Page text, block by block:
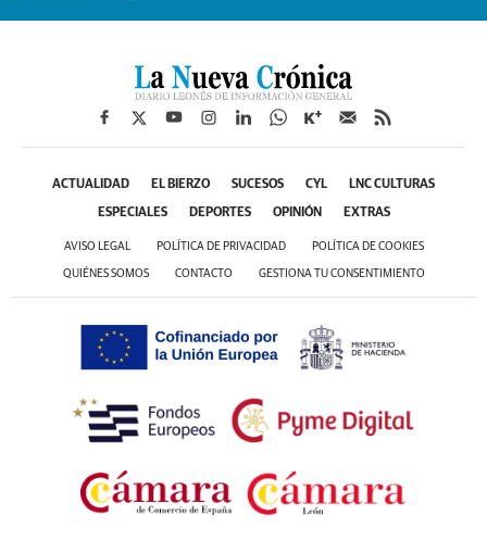
ACTUALIDAD EL BIERZO SUCESOS CYL LNC CULTURAS
ESPECIALES DEPORTES OPINIÓN EXTRAS
AVISO LEGAL POLÍTICA DE PRIVACIDAD POLÍTICA DE COOKIES
QUIÉNES SOMOS CONTACTO GESTIONA TU CONSENTIMIENTO